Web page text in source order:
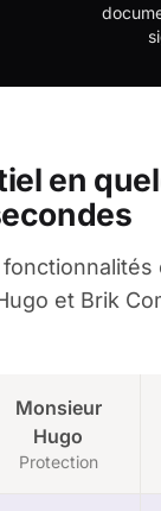
en
et Brik
Monsieur
Hugo
Protection